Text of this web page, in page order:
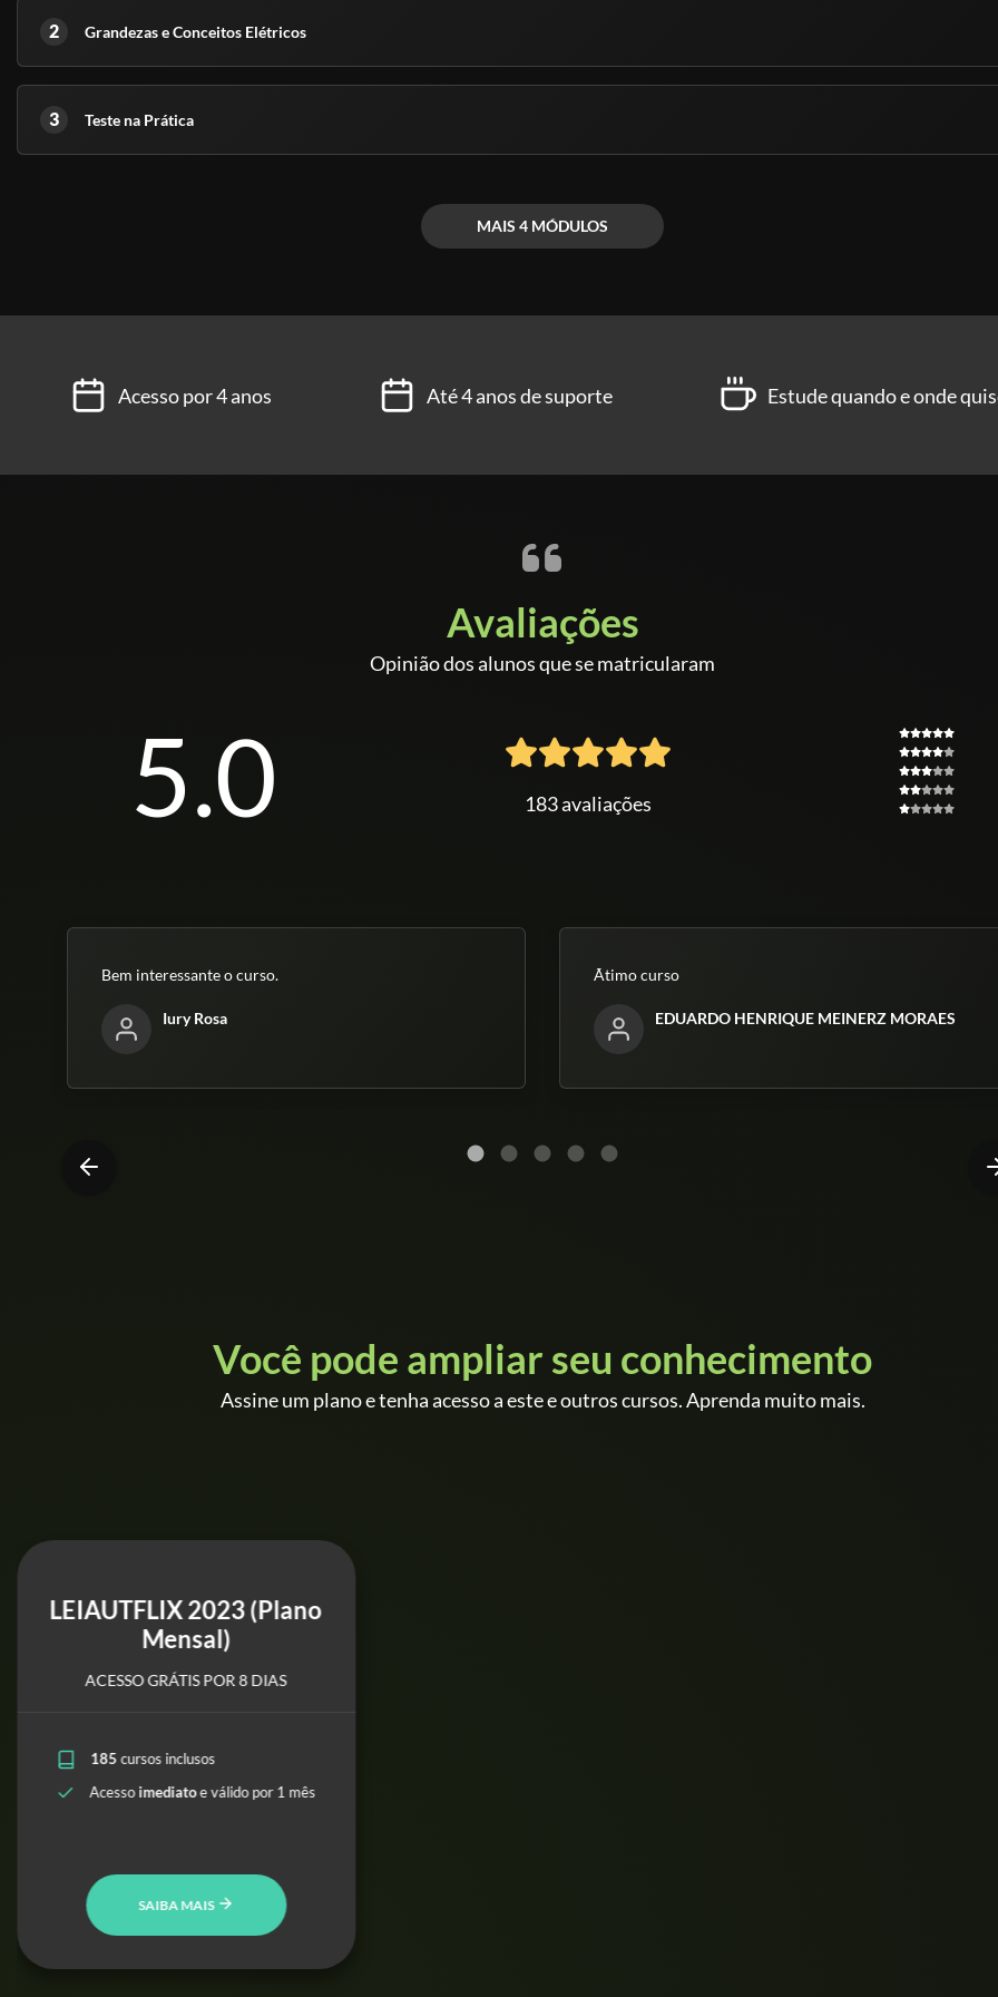
2 Grandezas e Conceitos Elétricos
3 Teste na Prática
MAIS 4 MÓDULOS
Acesso por 4 anos Até 4 anos de suporte Estude quando e onde
Avaliações
Opinião dos alunos que se matricularam
5.0 183 avaliações
Bem interessante o curso.
Iury Rosa
Ãtimo curso
EDUARDO HENRIQUE MEINERZ MORAES
Você pode ampliar seu conhecimento
Assine um plano e tenha acesso a este e outros cursos. Aprenda muito mais.
LEIAUTFLIX 2023 (Plano
Mensal)
ACESSO GRÁTIS POR 8 DIAS
185cursos inclusos
Acessoimediatoe válido por 1 mês
SAIBA MAIS